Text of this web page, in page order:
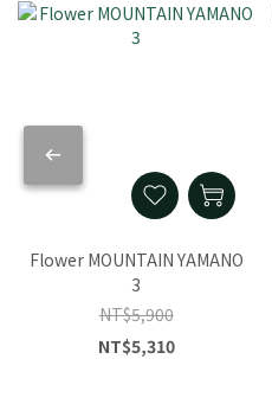
Flower MOUNTAIN YAMANO
3
NT$5,900
NT$5,310